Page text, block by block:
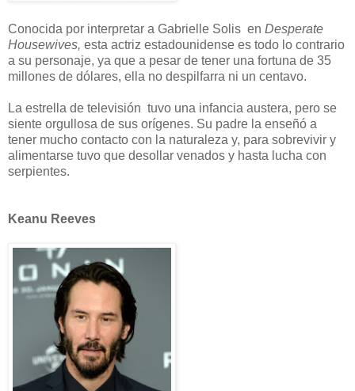
Conocida por interpretar a Gabrielle Solis en Desperate
Housewives, esta actriz estadounidense es todo lo contrario
a su personaje, ya que a pesar de tener una fortuna de 35
millones de dólares, ella no despilfarra ni un centavo.
La estrella de televisión tuvo una infancia austera, pero se
siente orgullosa de sus orígenes. Su padre la enseñó a
tener mucho contacto con la naturaleza y, para sobrevivir y
alimentarse tuvo que desollar venados y hasta lucha con
serpientes.
Keanu Reeves